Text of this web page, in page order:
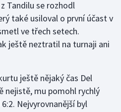
Tandilu se rozhodl
také usiloval o první účast v
ve třech setech.
ještě neztratil na turnaji ani
ještě nějaký čas Del
nejistě, mu pomohl rychlý
Nejvyrovnanější byl